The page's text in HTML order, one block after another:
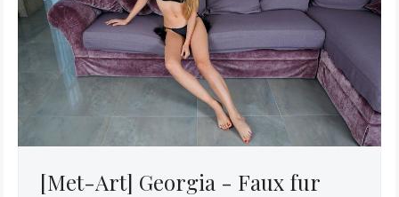
[Met-Art] Georgia - Faux fur